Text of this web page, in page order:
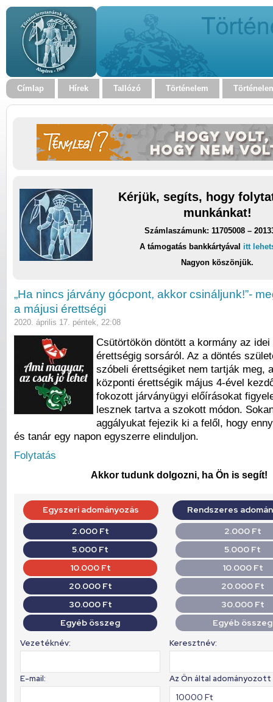
Címlap Hírek Tallózó Történelem
Kérjük, segíts, hogy
munkánkat!
Számlaszámunk: 11705008 –
A támogatás bankkártyával itt
Nagyon köszönjük.
„Ha nincs járvány gócpont, akkor csináljunk!”-
a májusi érettségi
2020. április 17. péntek, 22:08
Csütörtökön döntött a kormány az
érettségig sorsáról. Az a döntés
szóbeli érettségiket nem tartják meg,
központi érettségik május 4-ével
fokozott járványügyi előírásokat
lesznek tartva a szokott módon.
aggályukat fejezik ki a felől, hogy
és tanár egy napon egyszerre elinduljon.
Folytatás
Akkor tudunk dolgozni, ha Ön is segít!